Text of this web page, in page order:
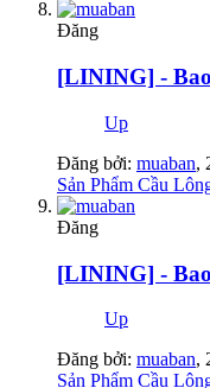
Đăng
[LINING] -
Up
Đăng bởi: muaban,
Sản Phẩm Cầu
Đăng
[LINING] -
Up
Đăng bởi: muaban,
Sản Phẩm Cầu